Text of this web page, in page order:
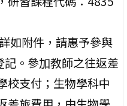
如附件，請惠予參與
。參加教師之往返差
校支付；生物學科中